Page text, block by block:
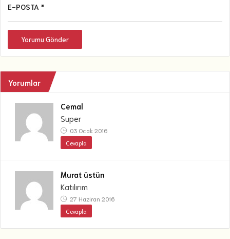
E-POSTA *
Yorumu Gönder
Yorumlar
Cemal
Super
03 Ocak 2016
Cevapla
Murat üstün
Katılırım
27 Haziran 2016
Cevapla